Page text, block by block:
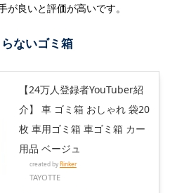
良いと評価が高いです。
ないゴミ箱
【24万人登録者YouTuber紹
介】 車 ゴミ箱 おしゃれ 袋20
枚 車用ゴミ箱 車ゴミ箱 カー
用品 ベージュ
created byRinker
TAYOTTE